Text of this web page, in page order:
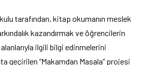
tarafından, kitap okumanın meslek
kazandırmak ve öğrencilerin
ilgili bilgi edinmelerini
geçirilen “Makamdan Masala” projesi